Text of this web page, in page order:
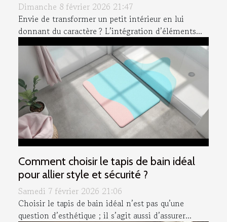
Dimanche 8 février 2026 21:47
Envie de transformer un petit intérieur en lui
donnant du caractère ? L’intégration d’éléments...
Comment choisir le tapis de bain idéal
pour allier style et sécurité ?
Samedi 7 février 2026 21:06
Choisir le tapis de bain idéal n’est pas qu’une
question d’esthétique ; il s’agit aussi d’assurer...